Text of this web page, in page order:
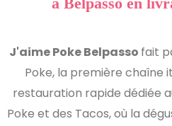
J'aime Poke Belpasso fait
Poke, la première chaîne
restauration rapide dédiée
Poke et des Tacos, où la